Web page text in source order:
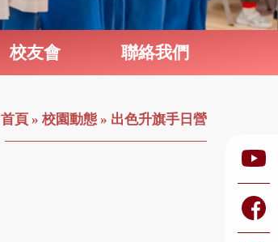
校友會 聯絡我們
首頁 » 校園動態» 出色升旗手日營